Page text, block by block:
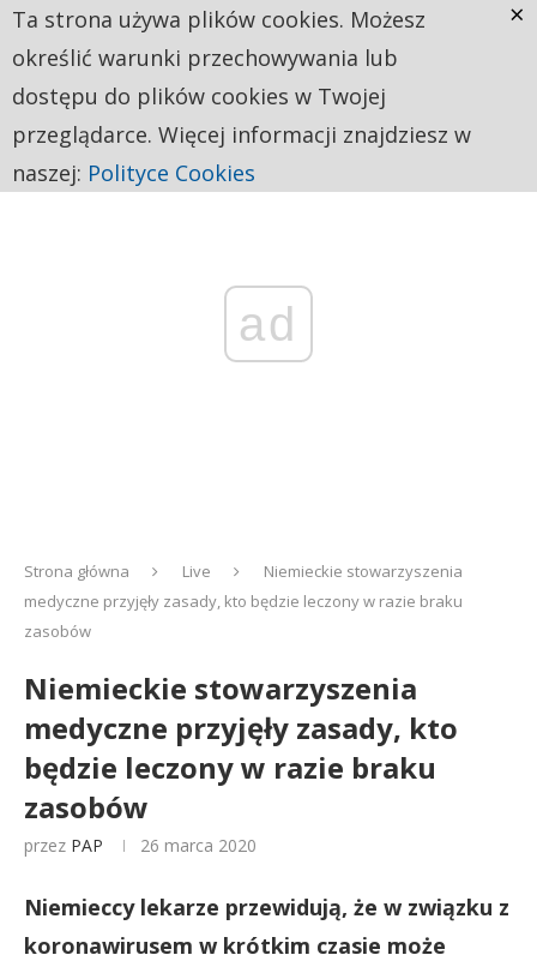
ad
Strona główna Live
Niemieckie stowarzyszenia
medyczne przyjęły zasady, kto będzie leczony w razie braku
zasobów
Niemieckie stowarzyszenia
medyczne przyjęły zasady, kto
będzie leczony w razie braku
zasobów
przez PAP 26 marca 2020
Niemieccy lekarze przewidują, że w związku z
koronawirusem w krótkim czasie może
Ta strona używa plików cookies. Możesz
określić warunki przechowywania lub
dostępu do plików cookies w Twojej
przeglądarce. Więcej informacji znajdziesz w
naszej: Polityce Cookies
×